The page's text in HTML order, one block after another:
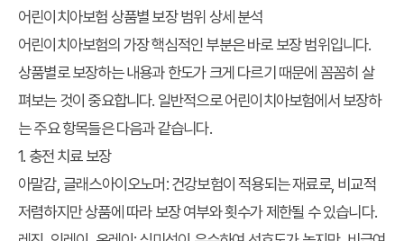
어린이치아보험 상품별 보장 범위 상세 분석
어린이치아보험의 가장 핵심적인 부분은 바로 보장 범위입니다.
상품별로 보장하는 내용과 한도가 크게 다르기 때문에 꼼꼼히 살
펴보는 것이 중요합니다. 일반적으로 어린이치아보험에서 보장하
는 주요 항목들은 다음과 같습니다.
1. 충전 치료 보장
아말감, 글래스아이오노머: 건강보험이 적용되는 재료로, 비교적
저렴하지만 상품에 따라 보장 여부와 횟수가 제한될 수 있습니다.